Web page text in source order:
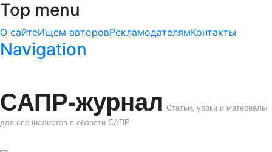
Top menu
О сайтеИщем авторовРекламодателямКонтакты
Navigation
САПР-журнал Статьи, уроки и материалы
для специалистов в области САПР